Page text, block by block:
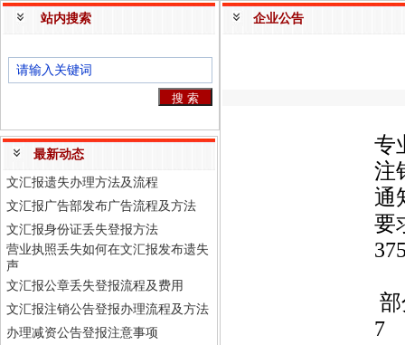
站内搜索
最新动态
文汇报遗失办理方法及流程
文汇报广告部发布广告流程及方法
文汇报身份证丢失登报方法
营业执照丢失如何在文汇报发布遗失
声
文汇报公章丢失登报流程及费用
文汇报注销公告登报办理流程及方法
办理减资公告登报注意事项
企业公告
专
注
通
要
7